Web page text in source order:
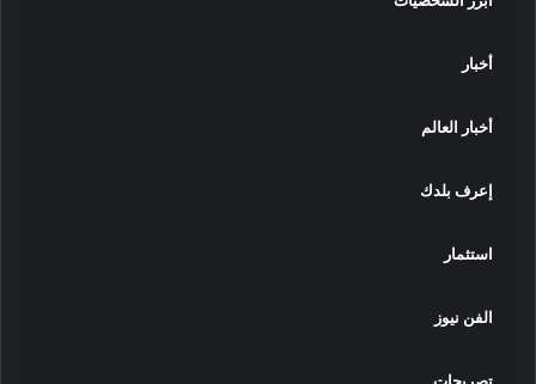
أخبار
أخبار العالم
إعرف بلدك
استثمار
الفن نيوز